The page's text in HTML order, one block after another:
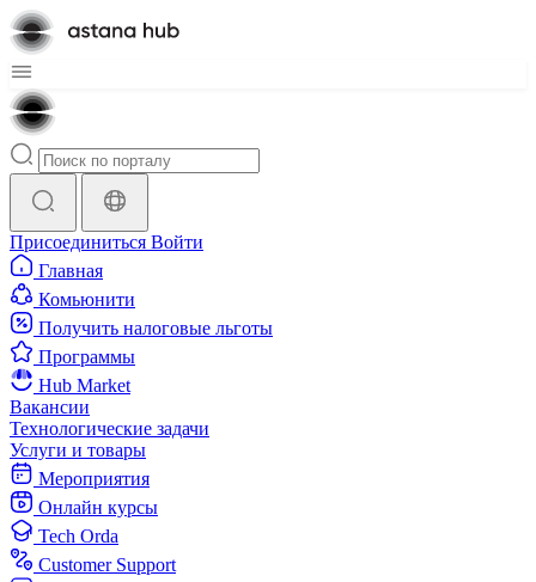
Присоединиться Войти
Главная
Комьюнити
Получить налоговые льготы
Программы
Hub Market
Вакансии
Технологические задачи
Услуги и товары
Мероприятия
Онлайн курсы
Tech Orda
Customer Support